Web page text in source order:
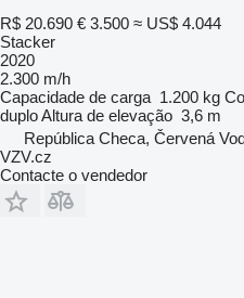
R$ 20.690 € 3.500 ≈ US$ 4.044
Stacker
2020
2.300 m/h
Capacidade de carga 1.200 kg
duploAltura de elevação 3,6 m
República Checa, Červená
VZV.cz
Contacte o vendedor